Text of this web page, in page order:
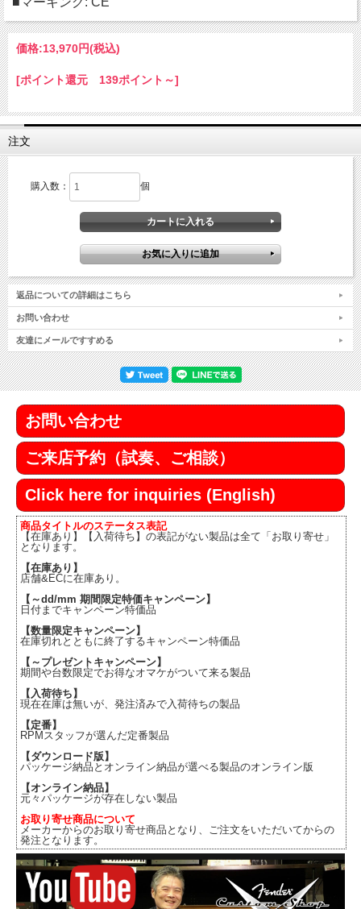
価格:13,970円(税込)
[ポイント還元 139ポイント～]
注文
購入数： 個
返品についての詳細はこちら
お問い合わせ
友達にメールですすめる
お問い合わせ
ご来店予約（試奏、ご相談）
Click here for inquiries (English)
商品タイトルのステータス表記
【在庫あり】【入荷待ち】の表記がない製品は全て「お取り寄せ」
となります。
【在庫あり】
店舗&ECに在庫あり。
【～dd/mm 期間限定特価キャンペーン】
日付までキャンペーン特価品
【数量限定キャンペーン】
在庫切れとともに終了するキャンペーン特価品
【～プレゼントキャンペーン】
期間や台数限定でお得なオマケがついて来る製品
【入荷待ち】
現在在庫は無いが、発注済みで入荷待ちの製品
【定番】
RPMスタッフが選んだ定番製品
【ダウンロード版】
パッケージ納品とオンライン納品が選べる製品のオンライン版
【オンライン納品】
元々パッケージが存在しない製品
お取り寄せ商品について
メーカーからのお取り寄せ商品となり、ご注文をいただいてからの
発注となります。